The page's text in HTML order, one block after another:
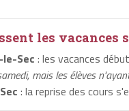
les vacances
le-Sec : les vacances
mais les élèves
: la reprise des cours